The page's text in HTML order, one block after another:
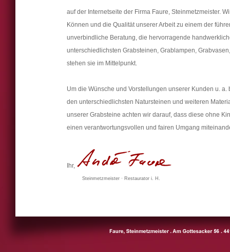
auf der Internetseite der Firma Faure, Steinmetzmeister.
Können und die Qualität unserer Arbeit zu einem der
unverbindliche Beratung, die hervorragende
unterschiedlichsten Grabsteinen, Grablampen,
stehen sie im Mittelpunkt.
Um die Wünsche und Vorstellungen unserer Kunden u.
den unterschiedlichsten Natursteinen und weiteren
unserer Grabsteine achten wir darauf, dass diese ohne
einen verantwortungsvollen und fairen Umgang
Ihr,
Steinmetzmeister · Restaurator i. H.